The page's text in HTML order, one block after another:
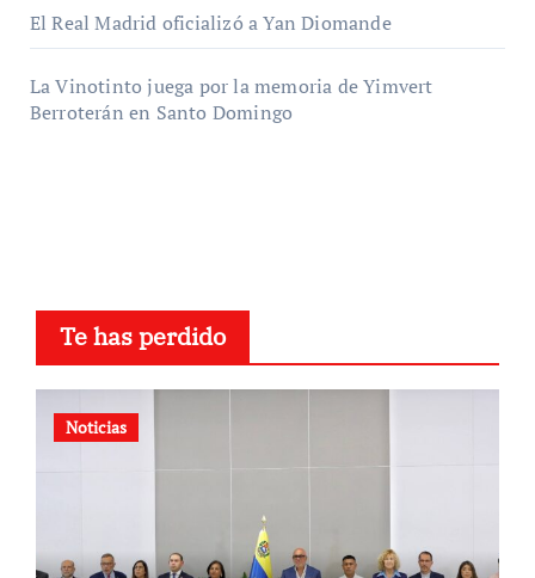
El Real Madrid oficializó a Yan Diomande
La Vinotinto juega por la memoria de Yimvert
Berroterán en Santo Domingo
Te has perdido
Noticias